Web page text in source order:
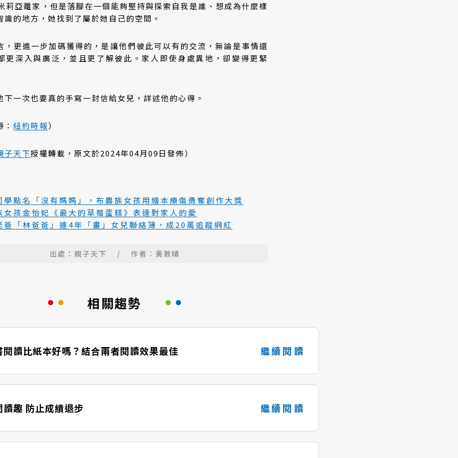
莉亞離家，但是落腳在一個能夠堅持與探索自我是誰、想成為什麼樣
識的地方，她找到了屬於她自己的空間。
，更進一步加碼獲得的，是讓他們彼此可以有的交流，無論是事情還
更深入與廣泛，並且更了解彼此。家人即使身處異地，卻變得更緊
下一次也要真的手寫一封信給女兒，詳述他的心得。
紐約時報）
子天下授權轉載，原文於2024年04月09日發佈）
學點名「沒有媽媽」，布農族女孩用繪本療傷勇奪創作大獎
女孩金怡妃《最大的草莓蛋糕》表達對家人的愛
爸「林爸爸」連4年「畫」女兒聯絡簿，成20萬追蹤網紅
出處：親子天下 / 作者：黃敦晴
相關趨勢
讀比紙本好嗎？結合兩者閱讀效果最佳 繼續閱讀
趣 防止成績退步 繼續閱讀